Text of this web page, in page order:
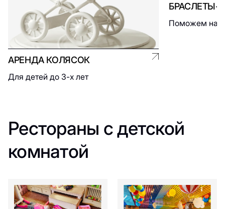
АРЕНДА КОЛЯСОК
Для детей до 3-х лет
БРАСЛЕТЫ-
Поможем
Рестораны с детской
комнатой